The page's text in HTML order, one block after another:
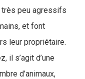
très peu agressifs
et font
leur propriétaire.
il s’agit d’une
d’animaux,